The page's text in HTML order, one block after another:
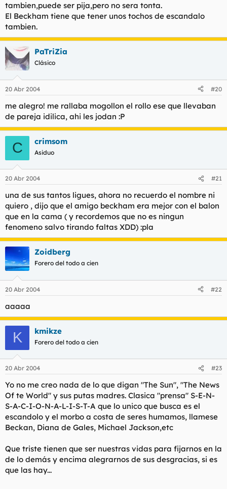
tambien,puede ser pija,pero no sera tonta.
El Beckham tiene que tener unos tochos de escandalo
tambien.
PaTriZia
Clásico
20 Abr 2004 #20
me alegro! me rallaba mogollon el rollo ese que llevaban
de pareja idilica, ahi les jodan :P
C crimsom
Asiduo
20 Abr 2004 #21
una de sus tantos ligues, ahora no recuerdo el nombre ni
quiero , dijo que el amigo beckham era mejor con el balon
que en la cama ( y recordemos que no es ningun
fenomeno salvo tirando faltas XDD) :pla
Zoidberg
Forero del todo a cien
20 Abr 2004 #22
aaaaa
K kmikze
Forero del todo a cien
20 Abr 2004 #23
Yo no me creo nada de lo que digan "The Sun", "The News
Of te World" y sus putas madres. Clasica "prensa" S-E-N-
S-A-C-I-O-N-A-L-I-S-T-A que lo unico que busca es el
escandolo y el morbo a costa de seres humamos, llamese
Beckan, Diana de Gales, Michael Jackson,etc
Que triste tienen que ser nuestras vidas para fijarnos en la
de lo demás y encima alegrarnos de sus desgracias, si es
que las hay...